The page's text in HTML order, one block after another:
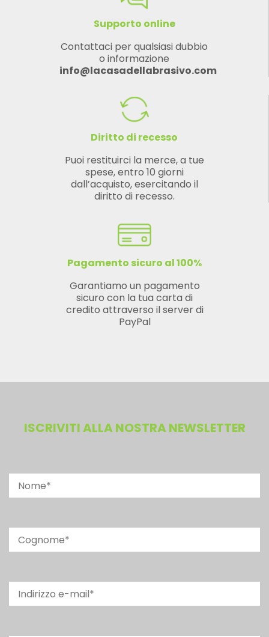
Supporto online
Contattaci per qualsiasi dubbio
o informazione
info@lacasadellabrasivo.com
Diritto di recesso
Puoi restituirci la merce, a tue
spese, entro 10 giorni
dall’acquisto, esercitando il
diritto di recesso.
Pagamento sicuro al 100%
Garantiamo un pagamento
sicuro con la tua carta di
credito attraverso il server di
PayPal
ISCRIVITI ALLA NOSTRA NEWSLETTER